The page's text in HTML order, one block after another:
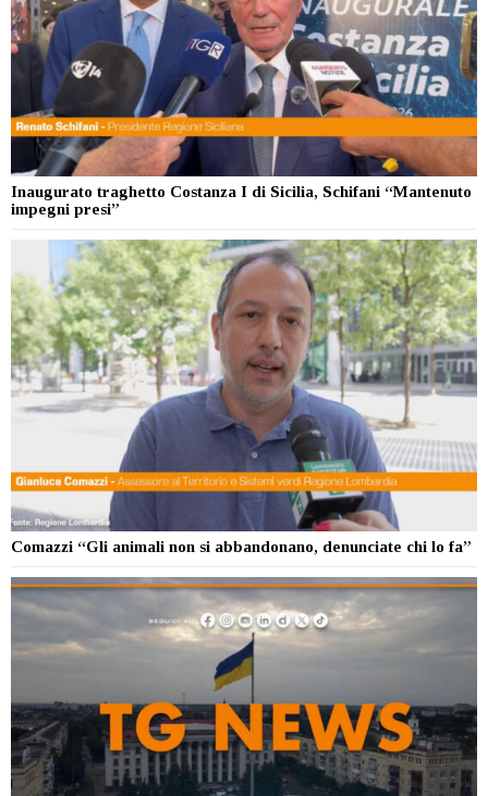
Inaugurato traghetto Costanza I di Sicilia, Schifani “Mantenuto
impegni presi”
Comazzi “Gli animali non si abbandonano, denunciate chi lo fa”